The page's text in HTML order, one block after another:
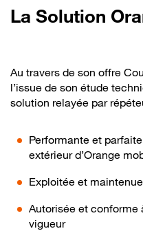
La Solution
Au travers de son offre
l’issue de son étude
solution relayée par
Performante et
extérieur d’Orange
Exploitée et
Autorisée et conforme
vigueur